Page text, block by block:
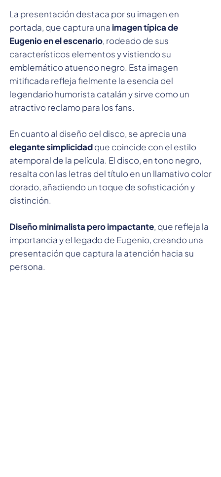
La presentación destaca por su imagen en
portada, que captura una imagen típica de
Eugenio en el escenario, rodeado de sus
característicos elementos y vistiendo su
emblemático atuendo negro. Esta imagen
mitificada refleja fielmente la esencia del
legendario humorista catalán y sirve como un
atractivo reclamo para los fans.
En cuanto al diseño del disco, se aprecia una
elegante simplicidadque coincide con el estilo
atemporal de la película. El disco, en tono negro,
resalta con las letras del título en un llamativo color
dorado, añadiendo un toque de sofisticación y
distinción.
Diseño minimalista pero impactante, que refleja la
importancia y el legado de Eugenio, creando una
presentación que captura la atención hacia su
persona.